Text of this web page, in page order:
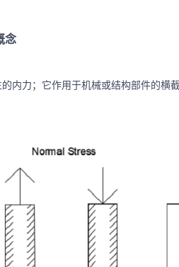
念
内力；它作用于机械或结构部件的横